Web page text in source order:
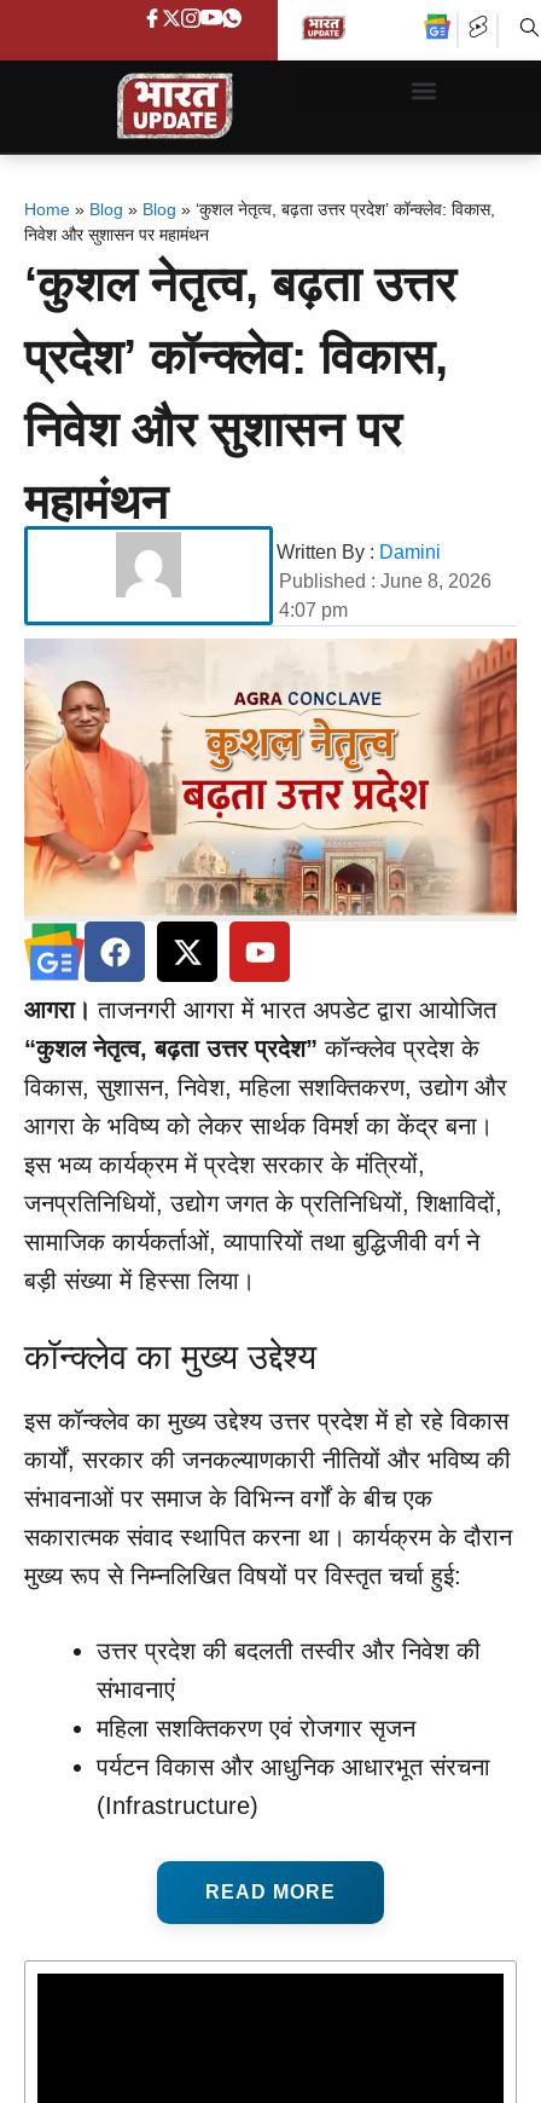
Home » Blog » Blog » ‘कुशल नेतृत्व, बढ़ता उत्तर प्रदेश’ कॉन्क्लेव: विकास,
निवेश और सुशासन पर महामंथन
‘कुशल नेतृत्व, बढ़ता उत्तर
प्रदेश’ कॉन्क्लेव: विकास,
निवेश और सुशासन पर
महामंथन
Written By : Damini
Published : June 8, 2026
4:07 pm
आगरा। ताजनगरी आगरा में भारत अपडेट द्वारा आयोजित
“कुशल नेतृत्व, बढ़ता उत्तर प्रदेश” कॉन्क्लेव प्रदेश के
विकास, सुशासन, निवेश, महिला सशक्तिकरण, उद्योग और
आगरा के भविष्य को लेकर सार्थक विमर्श का केंद्र बना।
इस भव्य कार्यक्रम में प्रदेश सरकार के मंत्रियों,
जनप्रतिनिधियों, उद्योग जगत के प्रतिनिधियों, शिक्षाविदों,
सामाजिक कार्यकर्ताओं, व्यापारियों तथा बुद्धिजीवी वर्ग ने
बड़ी संख्या में हिस्सा लिया।
कॉन्क्लेव का मुख्य उद्देश्य
इस कॉन्क्लेव का मुख्य उद्देश्य उत्तर प्रदेश में हो रहे विकास
कार्यों, सरकार की जनकल्याणकारी नीतियों और भविष्य की
संभावनाओं पर समाज के विभिन्न वर्गों के बीच एक
सकारात्मक संवाद स्थापित करना था। कार्यक्रम के दौरान
मुख्य रूप से निम्नलिखित विषयों पर विस्तृत चर्चा हुई:
उत्तर प्रदेश की बदलती तस्वीर और निवेश की
संभावनाएं
महिला सशक्तिकरण एवं रोजगार सृजन
पर्यटन विकास और आधुनिक आधारभूत संरचना
(Infrastructure)
READ MORE